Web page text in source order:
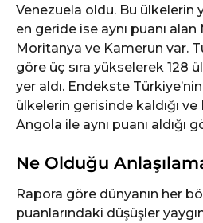
Venezuela oldu. Bu ülkelerin
en geride ise aynı puanı alan
Moritanya ve Kamerun var.
göre üç sıra yükselerek 128
yer aldı. Endekste
ülkelerin gerisinde kaldığı ve
Angola ile aynı puanı aldığı
Ne Olduğu
Rapora göre dünyanın her
puanlarındaki düşüşler